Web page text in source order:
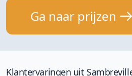
Ga naar prijzen
Klantervaringen uit